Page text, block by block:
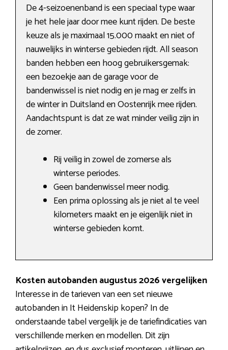
De 4-seizoenenband is een speciaal type waar
je het hele jaar door mee kunt rijden. De beste
keuze als je maximaal 15.000 maakt en niet of
nauwelijks in winterse gebieden rijdt. All season
banden hebben een hoog gebruikersgemak:
een bezoekje aan de garage voor de
bandenwissel is niet nodig en je mag er zelfs in
de winter in Duitsland en Oostenrijk mee rijden.
Aandachtspunt is dat ze wat minder veilig zijn in
de zomer.
Rij veilig in zowel de zomerse als
winterse periodes.
Geen bandenwissel meer nodig.
Een prima oplossing als je niet al te veel
kilometers maakt en je eigenlijk niet in
winterse gebieden komt.
Kosten autobanden augustus 2026 vergelijken
Interesse in de tarieven van een set nieuwe
autobanden in It Heidenskip kopen? In de
onderstaande tabel vergelijk je de tariefindicaties van
verschillende merken en modellen. Dit zijn